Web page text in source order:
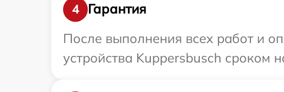
4
Гарантия
После выполнения всех работ и
устройства Kuppersbusch сроком